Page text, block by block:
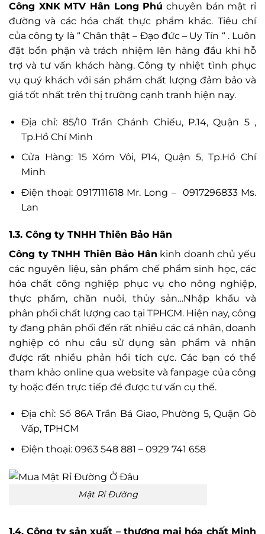
Công XNK MTV Hân Long Phú chuyên bán mật rỉ
đường và các hóa chất thực phẩm khác. Tiêu chí
của công ty là “ Chân thật – Đạo đức – Uy Tín “ . Luôn
đặt bổn phận và trách nhiệm lên hàng đầu khi hỗ
trợ và tư vấn khách hàng. Công ty nhiệt tình phục
vụ quý khách với sán phẩm chất lượng đảm bảo và
giá tốt nhất trên thị trường cạnh tranh hiện nay.
Địa chỉ: 85/10 Trần Chánh Chiếu, P.14, Quận 5 ,
Tp.Hồ Chí Minh
Cửa Hàng: 15 Xóm Vôi, P14, Quận 5, Tp.Hồ Chí
Minh
Điện thoại: 0917111618 Mr. Long – 0917296833 Ms.
Lan
1.3. Công ty TNHH Thiên Bảo Hân
Công ty TNHH Thiên Bảo Hân kinh doanh chủ yếu
các nguyên liệu, sản phẩm chế phẩm sinh học, các
hóa chất công nghiệp phục vụ cho nông nghiệp,
thực phẩm, chăn nuôi, thủy sản…Nhập khẩu và
phân phối chất lượng cao tại TPHCM. Hiện nay, công
ty đang phân phối đến rất nhiều các cá nhân, doanh
nghiệp có nhu cầu sử dụng sản phẩm và nhận
được rất nhiều phản hồi tích cực. Các bạn có thể
tham khảo online qua website và fanpage của công
ty hoặc đến trực tiếp để được tư vấn cụ thể.
Địa chỉ: Số 86A Trần Bá Giao, Phường 5, Quận Gò
Vấp, TPHCM
Điện thoại: 0963 548 881 – 0929 741 658
Mật Rỉ Đường
1.4. Công ty sản xuất – thương mại hóa chất Minh